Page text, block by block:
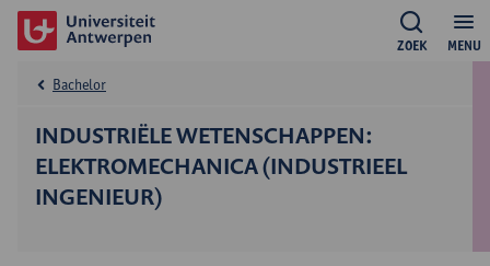
MENU
ZOEK
INDUSTRIËLE WETENSCHAPPEN:
ELEKTROMECHANICA (INDUSTRIEEL
INGENIEUR)
Bachelor